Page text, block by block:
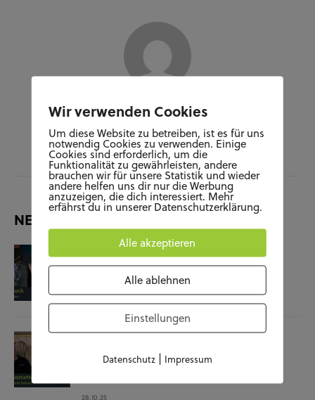
Author
JARA HERDE
NEUESTE BEITRÄGE
KUNST UND KULTUR SOZIALES
Film-Check “The Terminator”
04.11.25
SOZIALES WISSENSCHAFT & NATUR
Raumausstatterin – (k)ein Beruf mit
28.10.25
Wir verwenden Cookies
Um diese Website zu betreiben, ist es für uns
notwendig Cookies zu verwenden. Einige
Cookies sind erforderlich, um die
Funktionalität zu gewährleisten, andere
brauchen wir für unsere Statistik und wieder
andere helfen uns dir nur die Werbung
anzuzeigen, die dich interessiert. Mehr
erfährst du in unserer Datenschutzerklärung.
Alle akzeptieren
Alle ablehnen
Einstellungen
Datenschutz| Impressum